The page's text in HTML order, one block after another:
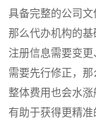
具备完整的公司文
那么代办机构的
注册信息需要变
需要先行修正，那
整体费用也会水涨
有助于获得更精准